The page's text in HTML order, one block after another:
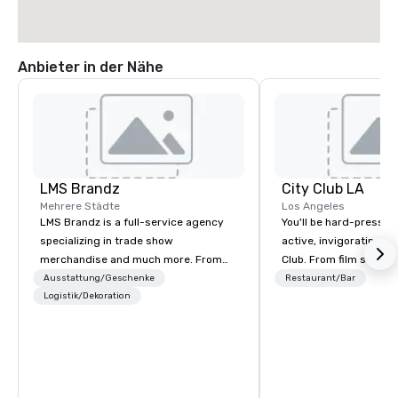
Anbieter in der Nähe
LMS Brandz
Mehrere Städte
LMS Brandz is a full-service agency
specializing in trade show
merchandise and much more. From
booth giveaways and branded apparel
to executive gifting, displays,
Ausstattung/Geschenke
Logistik/Dekoration
City Club LA
Los Angeles
You'll be hard-
active, invigorating
Club. From film
dinners to high-
Restaurant/Bar